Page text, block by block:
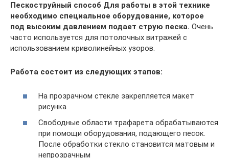
Пескоструйный способ Для работы в этой технике
необходимо специальное оборудование, которое
под высоким давлением подает струю песка. Очень
часто используется для потолочных витражей с
использованием криволинейных узоров.
Работа состоит из следующих этапов:
На прозрачном стекле закрепляется макет
рисунка
Свободные области трафарета обрабатываются
при помощи оборудования, подающего песок.
После обработки стекло становится матовым и
непрозрачным